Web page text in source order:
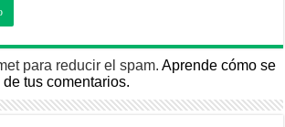
para reducir el spam.Aprende cómo se
tus comentarios.